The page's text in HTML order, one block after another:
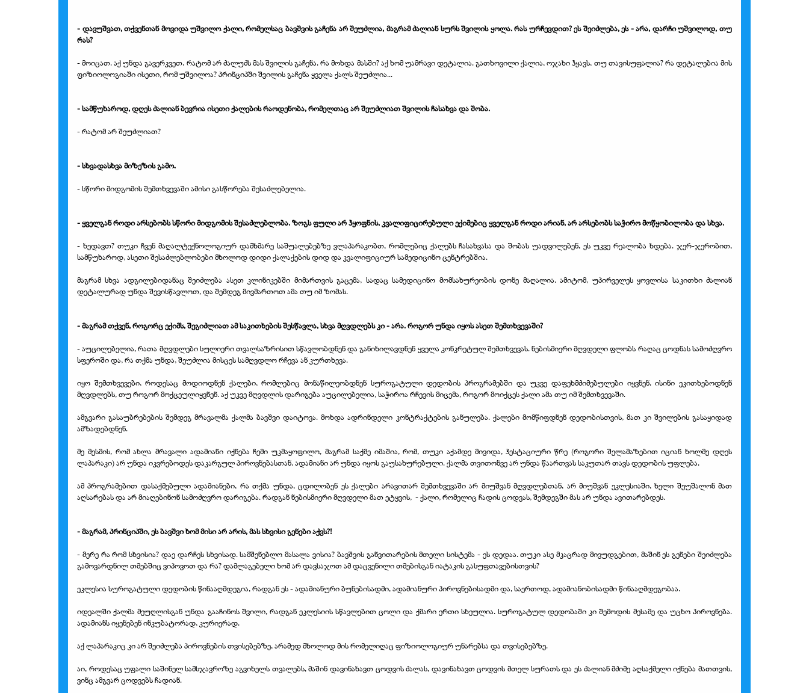
- დავუშვათ, თქვენთან მოვიდა უშვილო ქალი, რომელსაც ბავშვის გაჩენა არ შეუძლია, მაგრამ ძალიან სურს შვილის ყოლა. რას ურჩევდით? ეს შეიძლება, ეს - არა, დარჩი უშვილოდ, თუ
რას?
- მოიცათ. აქ უნდა გავერკვეთ, რატომ არ ძალუძს მას შვილის გაჩენა. რა მოხდა მასში? აქ ხომ უამრავი დეტალია. გათხოვილი ქალია, ოჯახი ჰყავს, თუ თავისუფალია? რა დეტალებია მის
ფიზიოლოგიაში ისეთი, რომ უშვილოა? პრინციპში შვილის გაჩენა ყველა ქალს შეუძლია...
- სამწუხაროდ, დღეს ძალიან ბევრია ისეთი ქალების რაოდენობა, რომელთაც არ შეუძლიათ შვილის ჩასახვა და შობა.
- რატომ არ შეუძლიათ?
- სხვადასხვა მიზეზის გამო.
- სწორი მიდგომის შემთხვევაში ამისი გასწორება შესაძლებელია.
- ყველგან როდი არსებობს სწორი მიდგომის შესაძლებლობა. ზოგს ფული არ ჰყოფნის, კვალიფიცირებული ექიმებიც ყველგან როდი არიან, არ არსებობს საჭირო მოწყობილობა და სხვა.
- ხედავთ? თუკი ჩვენ მაღალტექნოლოგიურ დამხმარე საშუალებებზე ვლაპარაკობთ, რომლებიც ქალებს ჩასახვასა და შობას უადვილებენ, ეს უკვე რეალობა ხდება. ჯერ-ჯერობით,
სამწუხაროდ, ასეთი შესაძლებლობები მხოლოდ დიდი ქალაქების დიდ და კვალიფიციურ სამედიცინო ცენტრებშია.
მაგრამ სხვა ადგილებიდანაც შეიძლება ასეთ კლინიკებში მიმართვის გაცემა, სადაც სამედიცინო მომსახურეობის დონე მაღალია. ამიტომ, უპირველეს ყოვლისა საკითხი ძალიან
დეტალურად უნდა შევისწავლოთ, და შემდეგ მივმართოთ ამა თუ იმ ზომას.
- მაგრამ თქვენ, როგორც ექიმს, შეგიძლიათ ამ საკითხების შესწავლა, სხვა მღვდლებს კი - არა. როგორ უნდა იყოს ასეთ შემთხვევაში?
- აუცილებელია, რათა მღვდლები სულიერი თვალსაზრისით სწავლობდნენ და განიხილავდნენ ყველა კონკრეტულ შემთხვევას. ნებისმიერი მღვდელი ფლობს რაღაც ცოდნას სამოძღვრო
სფეროში და, რა თქმა უნდა, შეუძლია მისცეს სამღვდლო რჩევა ან კურთხევა.
იყო შემთხვევები, როდესაც მოდიოდნენ ქალები, რომლებიც მონაწილეობდნენ სუროგატული დედობის პროგრამებში და უკვე დაფეხმძიმებულები იყვნენ. ისინი ეკითხებოდნენ
მღვდლებს, თუ როგორ მოქცეულიყვნენ. აქ უკვე მღვდლის დარიგება აუცილებელია, საჭიროა რჩევის მიცემა, როგორ მოიქცეს ქალი ამა თუ იმ შემთხვევაში.
ამგვარი გასაუბრებების შემდეგ მრავალმა ქალმა ბავშვი დაიტოვა. მოხდა ადრინდელი კონტრაქტების განულება. ქალები მომწიფდნენ დედობისთვის, მათ კი შვილების გასაყიდად
ამზადებდნენ.
მე მესმის, რომ ახლა მრავალი ადამიანი იქნება ჩემი უკმაყოფილო, მაგრამ საქმე იმაშია, რომ, თუკი აქამდე მივიდა, ჰესტაციური წრე (როგორი შელამაზებით იციან ხოლმე დღეს
ლაპარაკი) არ უნდა იკვრებოდეს დაკარგულ პიროვნებასთან. ადამიანი არ უნდა იყოს გაუსახურებული. ქალმა თვითონვე არ უნდა წაართვას საკუთარ თავს დედობის უფლება.
ამ პროგრამებით დასაქმებული ადამიანები, რა თქმა უნდა, ცდილობენ ეს ქალები არავითარ შემთხვევაში არ მიუშვან მღვდლებთან, არ მიუშვან ეკლესიაში, ხელი შეუშალონ მათ
აღსარებას და არ მიაღებინონ სამოძღვრო დარიგება. რადგან ნებისმიერი მღვდელი მათ ეტყვის, - ქალი, რომელიც ჩადის ცოდვას, შემდეგში მას არ უნდა ავითარებდეს.
- მაგრამ, პრინციპში, ეს ბავშვი ხომ მისი არ არის, მას სხვისი გენები აქვს?!
- მერე რა რომ სხვისია? დაე დარჩეს სხვისად. სამშენებლო მასალა ვისია? ბავშვის განვითარების მთელი სისტემა - ეს დედაა. თუკი ასე მკაცრად მივუდგებით, მაშინ ეს გენები შეიძლება
გამოვარდნილ თმებშიც ვიპოვოთ და რა? დამლაგებელი ხომ არ დავსაჯოთ ამ დაცვენილი თმებისგან იატაკის გასუფთავებისთვის?
ეკლესია სუროგატული დედობის წინააღმდეგია, რადგან ეს - ადამიანური ბუნებისადმი, ადამიანური პიროვნებისადმი და, საერთოდ, ადამიანობისადმი წინააღმდეგობაა.
იდეალში ქალმა მეუღლისგან უნდა გააჩინოს შვილი, რადგან ეკლესიის სწავლებით ცოლი და ქმარი ერთი სხეულია. სუროგატულ დედობაში კი შემოდის მესამე და უცხო პიროვნება.
ადამიანს იყენებენ ინკუბატორად, კურიერად.
აქ ლაპარაკიც კი არ შეიძლება პიროვნების თვისებებზე, არამედ მხოლოდ მის რომელიღაც ფიზიოლოგიურ უნარებსა და თვისებებზე.
აი, როდესაც უფალი საშინელ სამსჯავროზე აგვიხელს თვალებს, მაშინ დავინახავთ ცოდვის ძალას, დავინახავთ ცოდვის მთელ სურათს და ეს ძალიან მძიმე აღსაქმელი იქნება მათთვის,
ვინც ამგვარ ცოდვებს ჩადიან.